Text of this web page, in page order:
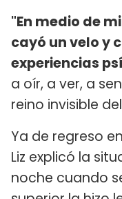
"En medio de
cayó un velo y
experiencias
a oír, a ver, a
reino invisible
Ya de regreso
Liz explicó la
noche cuando